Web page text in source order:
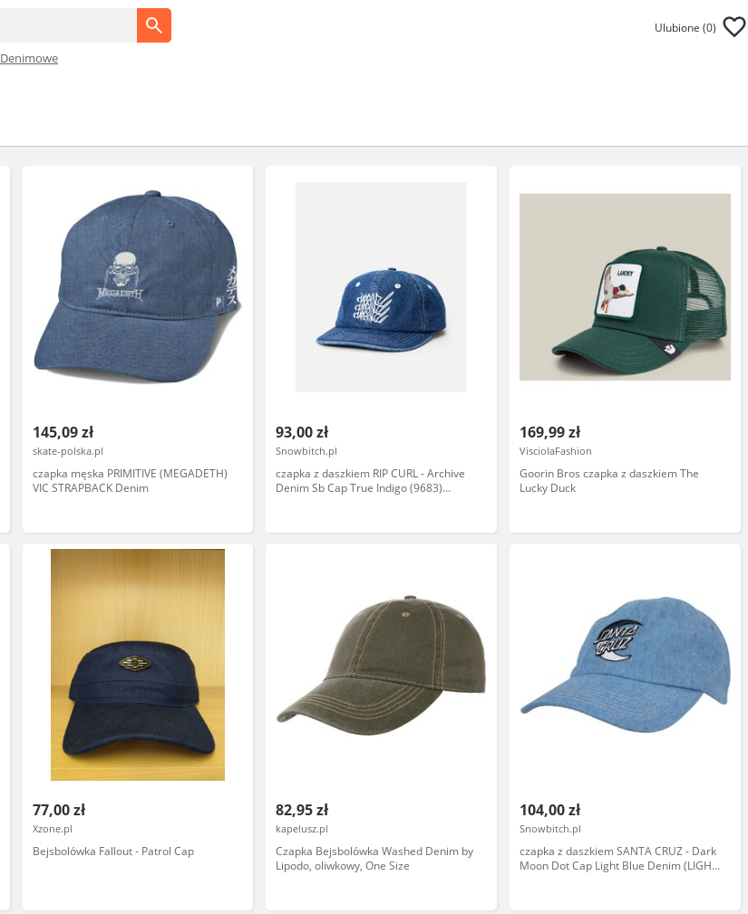
Ulubione (0)
Denimowe
145,09 zł
skate-polska.pl
czapka męska PRIMITIVE (MEGADETH)
VIC STRAPBACK Denim
93,00 zł
Snowbitch.pl
czapka z daszkiem RIP CURL - Archive
Denim Sb Cap True Indigo (9683)
169,99 zł
VisciolaFashion
Goorin Bros czapka z daszkiem The
Lucky Duck
77,00 zł
Xzone.pl
Bejsbolówka Fallout - Patrol Cap
82,95 zł
kapelusz.pl
Czapka Bejsbolówka Washed Denim by
Lipodo, oliwkowy, One Size
104,00 zł
Snowbitch.pl
czapka z daszkiem SANTA CRUZ - Dark
Moon Dot Cap Light Blue Denim (LIGHT